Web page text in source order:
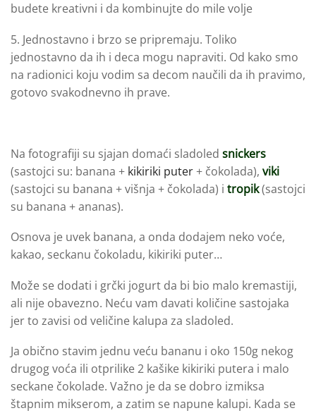
budete kreativni i da kombinujte do mile volje
5. Jednostavno i brzo se pripremaju. Toliko
jednostavno da ih i deca mogu napraviti. Od kako smo
na radionici koju vodim sa decom naučili da ih pravimo,
gotovo svakodnevno ih prave.
Na fotografiji su sjajan domaći sladoled snickers
(sastojci su: banana + kikiriki puter+ čokolada), viki
(sastojci su banana + višnja + čokolada) i tropik(sastojci
su banana + ananas).
Osnova je uvek banana, a onda dodajem neko voće,
kakao, seckanu čokoladu, kikiriki puter…
Može se dodati i grčki jogurt da bi bio malo kremastiji,
ali nije obavezno. Neću vam davati količine sastojaka
jer to zavisi od veličine kalupa za sladoled.
Ja obično stavim jednu veću bananu i oko 150g nekog
drugog voća ili otprilike 2 kašike kikiriki putera i malo
seckane čokolade. Važno je da se dobro izmiksa
štapnim mikserom, a zatim se napune kalupi. Kada se